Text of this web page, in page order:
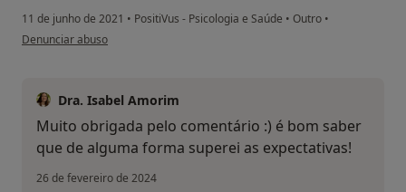
11 de junho de 2021 • PositiVus - Psicologia e Saúde • Outro •
na opinião do utilizador JF
Denunciar abuso
Dra. Isabel Amorim
Muito obrigada pelo comentário :) é bom saber
que de alguma forma superei as expectativas!
26 de fevereiro de 2024